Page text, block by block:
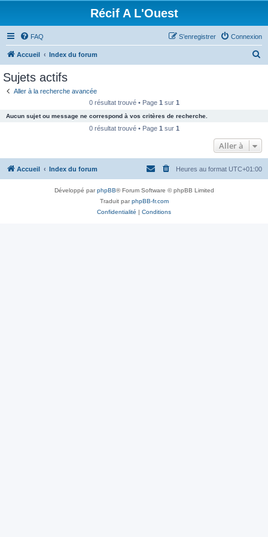
Récif A L'Ouest
FAQ Connexion
S’enregistrer
Accueil Index du forum
c
e
Sujets actifs
Aller à la recherche avancée
0 résultat trouvé • Page 1 sur 1
Aucun sujet ou message ne correspond à vos critères de recherche.
0 résultat trouvé • Page 1 sur 1
Aller à
Accueil Index du forum Heures au format UTC+01:00
Développé parphpBB® Forum Software © phpBB Limited
Traduit parphpBB-fr.com
Confidentialité | Conditions